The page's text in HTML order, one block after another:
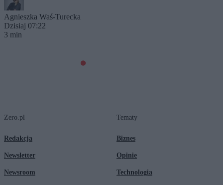
Agnieszka Waś-Turecka
Dzisiaj 07:22
3 min
Zero.pl
Redakcja
Newsletter
Newsroom
Tematy
Biznes
Opinie
Technologia